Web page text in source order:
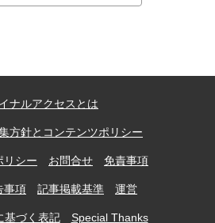
ナルアクセスとは
方針とコンテンツポリシー
リシー お問合せ 免責事項
事項 記事掲載基準 運営
基づく表記 Special Thanks